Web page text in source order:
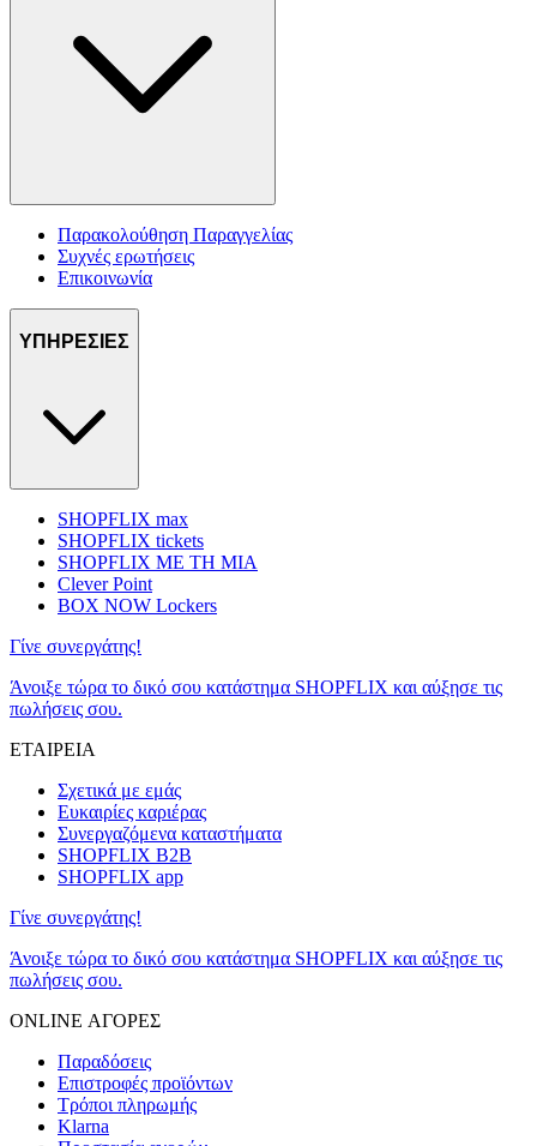
Παρακολούθηση Παραγγελίας
Συχνές ερωτήσεις
Επικοινωνία
ΥΠΗΡΕΣΙΕΣ
SHOPFLIX max
SHOPFLIX tickets
SHOPFLIX ΜΕ ΤΗ ΜΙΑ
Clever Point
BOX NOW Lockers
Γίνε συνεργάτης!
Άνοιξε τώρα το δικό σου κατάστημα SHOPFLIX και αύξησε τις
πωλήσεις σου.
ΕΤΑΙΡΕΙΑ
Σχετικά με εμάς
Ευκαιρίες καριέρας
Συνεργαζόμενα καταστήματα
SHOPFLIX B2B
SHOPFLIX app
Γίνε συνεργάτης!
Άνοιξε τώρα το δικό σου κατάστημα SHOPFLIX και αύξησε τις
πωλήσεις σου.
ONLINE ΑΓΟΡΕΣ
Παραδόσεις
Επιστροφές προϊόντων
Τρόποι πληρωμής
Klarna